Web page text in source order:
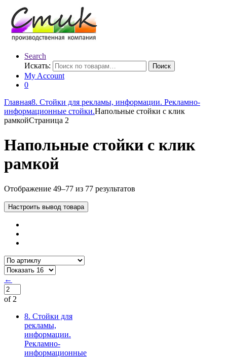
Search
Искать:
Поиск
My Account
0
Главная8. Стойки для рекламы, информации. Рекламно-
информационные стойки.Напольные стойки с клик
рамкойСтраница 2
Напольные стойки с клик
рамкой
Отображение 49–77 из 77 результатов
Настроить вывод товара
←
of 2
8. Стойки для
рекламы,
информации.
Рекламно-
информационные